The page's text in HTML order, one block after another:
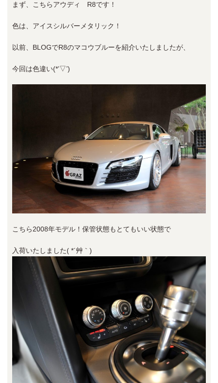
まず、こちらアウディ R8です！
色は、アイスシルバーメタリック！
以前、BLOGでR8のマコウブルーを紹介いたしましたが、
今回は色違い(*’▽’)
こちら2008年モデル！保管状態もとてもいい状態で
入荷いたしました( *´艸｀)